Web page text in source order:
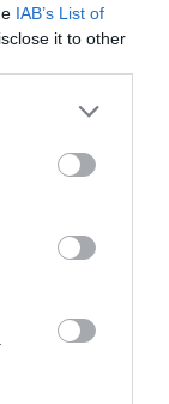
IAB’s List of
it to other
more Google
may click to
party tags to
below Google